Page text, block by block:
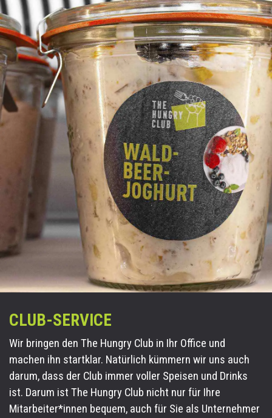
CLUB-SERVICE
Wir bringen den The Hungry Club in Ihr Office und
machen ihn startklar. Natürlich kümmern wir uns auch
darum, dass der Club immer voller Speisen und Drinks
ist. Darum ist The Hungry Club nicht nur für Ihre
Mitarbeiter*innen bequem, auch für Sie als Unternehmer